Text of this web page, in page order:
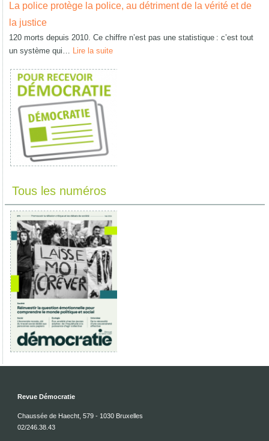
La police protège la police, au détriment de la vérité et de
la justice
120 morts depuis 2010. Ce chiffre n’est pas une statistique : c’est tout
un système qui… Lire la suite
Tous les numéros
Revue Démocratie
Chaussée de Haecht, 579 - 1030 Bruxelles
02/246.38.43